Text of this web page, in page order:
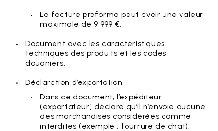
La facture proforma peut avoir une valeur
maximale de 9 999 €.
Document avec les caractéristiques
techniques des produits et les codes
douaniers.
Déclaration d’exportation
Dans ce document, l’expéditeur
(exportateur) déclare qu’il n’envoie aucune
des marchandises considérées comme
interdites (exemple : fourrure de chat).